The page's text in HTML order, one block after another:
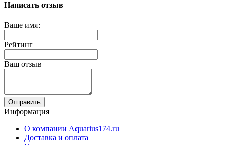
Написать отзыв
Ваше имя:
Рейтинг
Ваш отзыв
Отправить
Информация
О компании Aquarius174.ru
Доставка и оплата